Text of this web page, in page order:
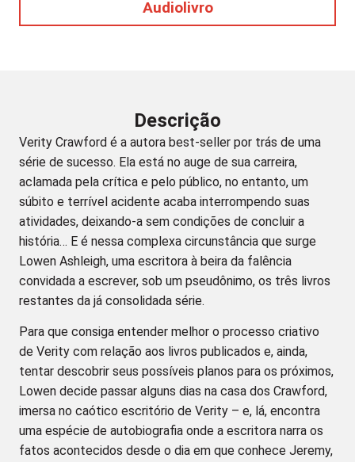
Audiolivro
Descrição
Verity Crawford é a autora best-seller por trás de uma
série de sucesso. Ela está no auge de sua carreira,
aclamada pela crítica e pelo público, no entanto, um
súbito e terrível acidente acaba interrompendo suas
atividades, deixando-a sem condições de concluir a
história… E é nessa complexa circunstância que surge
Lowen Ashleigh, uma escritora à beira da falência
convidada a escrever, sob um pseudônimo, os três livros
restantes da já consolidada série.
Para que consiga entender melhor o processo criativo
de Verity com relação aos livros publicados e, ainda,
tentar descobrir seus possíveis planos para os próximos,
Lowen decide passar alguns dias na casa dos Crawford,
imersa no caótico escritório de Verity – e, lá, encontra
uma espécie de autobiografia onde a escritora narra os
fatos acontecidos desde o dia em que conhece Jeremy,